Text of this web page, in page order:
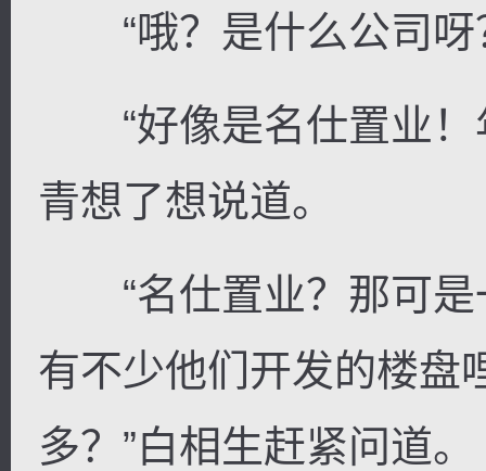
“哦？是什么公司呀
“好像是名仕置业！
青想了想说道。
“名仕置业？那可是
有不少他们开发的楼盘
多？”白相生赶紧问道。